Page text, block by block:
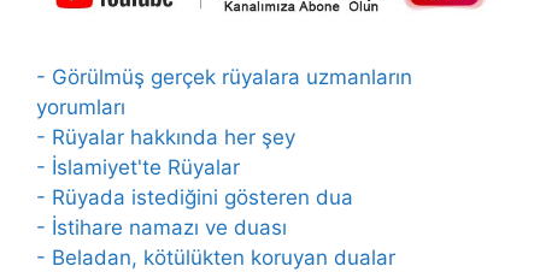
- Görülmüş gerçek rüyalara uzmanların
yorumları
- Rüyalar hakkında her şey
- İslamiyet'te Rüyalar
- Rüyada istediğini gösteren dua
- İstihare namazı ve duası
- Beladan, kötülükten koruyan dualar